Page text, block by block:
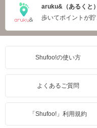
aruku&（あるくと）
歩いてポイントが貯
Shufoo!の使い方
よくあるご質問
「Shufoo!」利用規約